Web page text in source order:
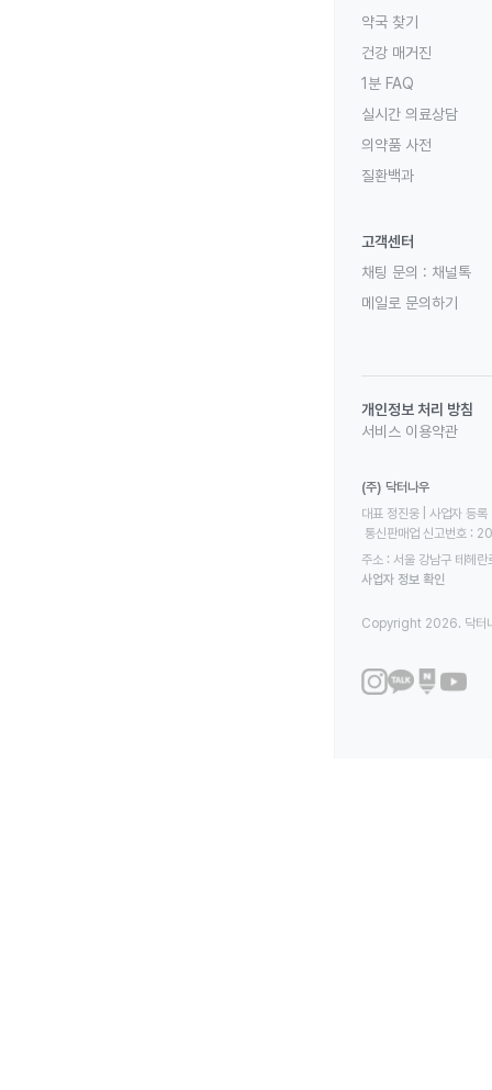
약국 찾기
건강 매거진
1분 FAQ
실시간 의료상담
의약품 사전
질환백과
고객센터
채팅 문의 : 채널톡
메일로 문의하기
개인정보 처리 방침
서비스 이용약관
(주) 닥터나우
대표 정진웅 | 사업자
통신판매업 신고번호
주소 : 서울 강남구 테헤
사업자 정보 확인
Copyright 2026. 닥터